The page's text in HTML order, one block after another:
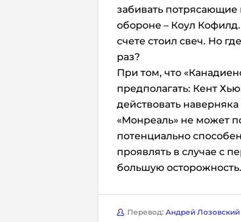
забивать
обороне – Коул
счете стоил свеч. Но
раз?
При том, что
предполагать: Кент
действовать
«Монреаль» не может
потенциально
проявлять в случае с
большую осторожность.
Перевод: Андрей Лозовский